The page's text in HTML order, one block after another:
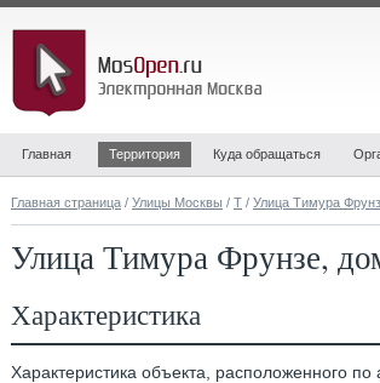
Главная Территория Куда обращаться
Главная страница / Улицы Москвы / Т / Улица Тимура
Улица Тимура Фрунзе,
Характеристика
Характеристика объекта, расположенного по